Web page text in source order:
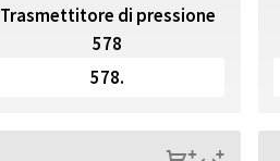
Trasmettitore di pressione
578
578.